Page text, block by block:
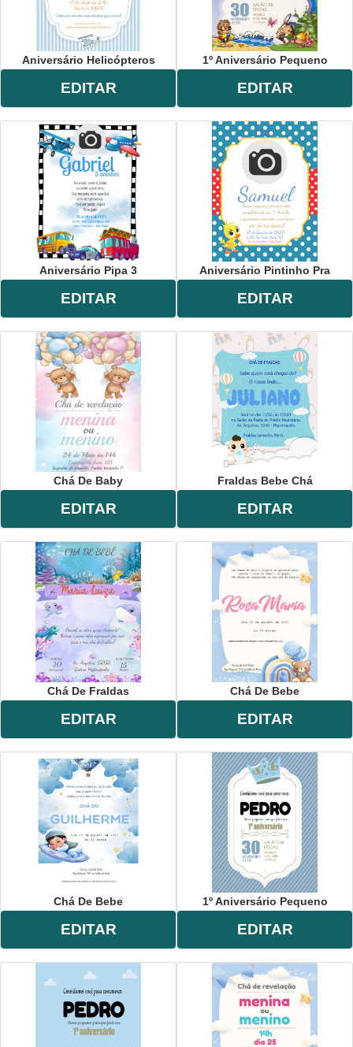
Aniversário Helicópteros
EDITAR
1º Aniversário Pequeno
EDITAR
Aniversário Pipa 3
EDITAR
Aniversário Pintinho Pra
EDITAR
Chá De Baby
EDITAR
Fraldas Bebe Chá
EDITAR
Chá De Fraldas
EDITAR
Chá De Bebe
EDITAR
Chá De Bebe
EDITAR
1º Aniversário Pequeno
EDITAR